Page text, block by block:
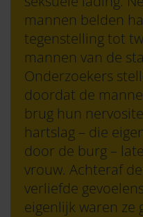
mannen belden
tegenstelling tot
mannen van de
Onderzoekers
doordat de
brug hun
hartslag – die
door de burg –
vrouw. Achteraf
verliefde
eigenlijk waren ze